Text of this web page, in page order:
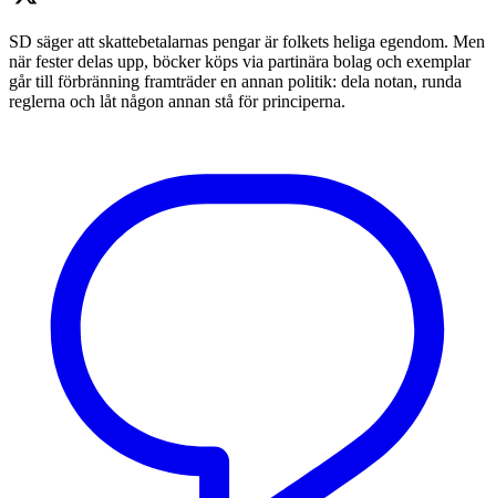
SD säger att skattebetalarnas pengar är folkets heliga egendom. Men
när fester delas upp, böcker köps via partinära bolag och exemplar
går till förbränning framträder en annan politik: dela notan, runda
reglerna och låt någon annan stå för principerna.